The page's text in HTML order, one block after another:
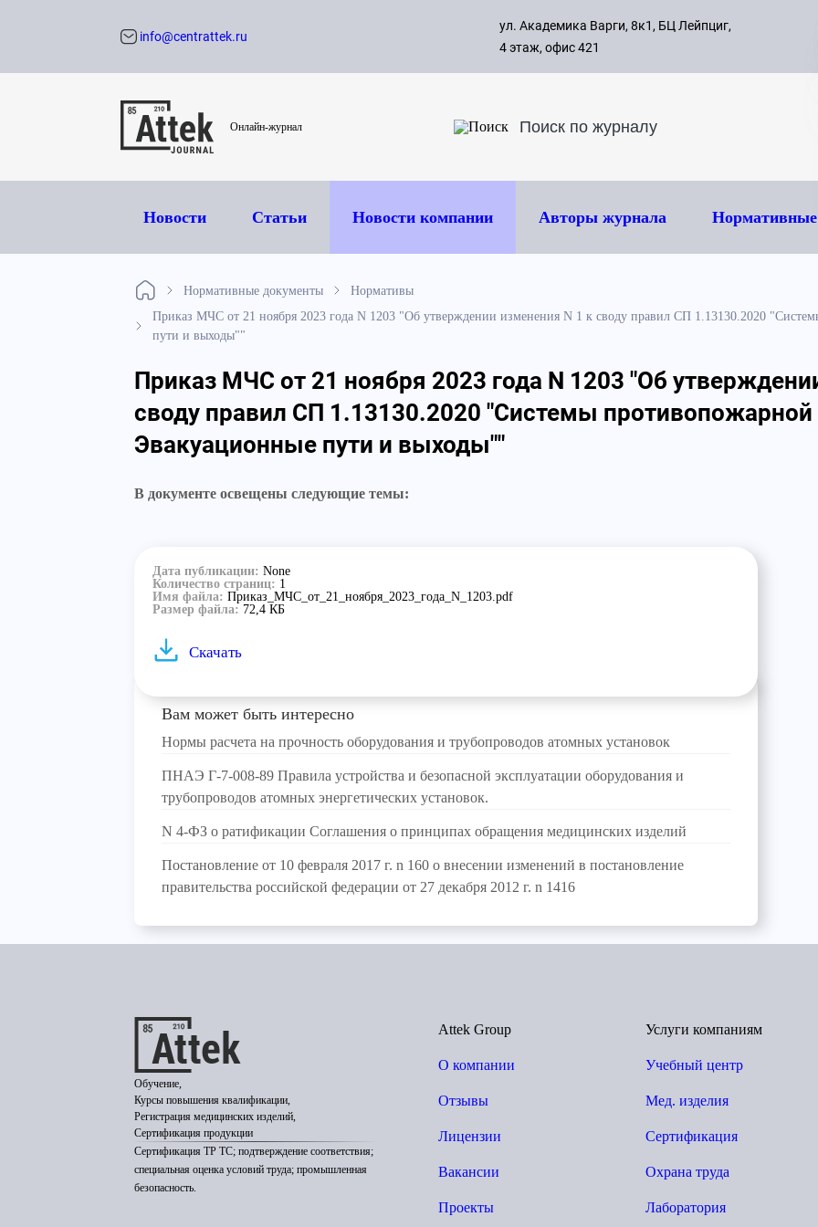
с 09:00
8 495
info@centrattek.ru
ул. Академика Варги, 8к1, БЦ Лейпциг,
4 этаж, офис 421
Онлайн-журнал
Новости Статьи Новости компании Авторы журнала
Нормативные документы
Нормативы
Приказ МЧС от 21 ноября 2023 года N 1203 "Об утверждении изменения N 1 к своду правил СП 1.13130.2020
пути и выходы""
Приказ МЧС от 21 ноября 2023 года N 1203 "Об
своду правил СП 1.13130.2020 "Системы
Эвакуационные пути и выходы""
В документе освещены следующие темы:
Дата публикации: None
Количество страниц: 1
Имя файла: Приказ_МЧС_от_21_ноября_2023_года_N_1203.pdf
Размер файла: 72,4 КБ
Скачать
Вам может быть интересно
Нормы расчета на прочность оборудования и трубопроводов атомных установок
ПНАЭ Г-7-008-89 Правила устройства и безопасной эксплуатации оборудования и
трубопроводов атомных энергетических установок.
N 4-ФЗ о ратификации Соглашения о принципах обращения медицинских изделий
Постановление от 10 февраля 2017 г. n 160 о внесении изменений в постановление
правительства российской федерации от 27 декабря 2012 г. n 1416
Обучение,
Курсы повышения квалификации,
Регистрация медицинских изделий,
Сертификация продукции
Сертификация ТР ТС; подтверждение соответствия;
специальная оценка условий труда; промышленная
безопасность.
Attek Group
О компании
Отзывы
Лицензии
Вакансии
Проекты
Услуги компаниям
Учебный центр
Мед. изделия
Сертификация
Охрана труда
Лаборатория